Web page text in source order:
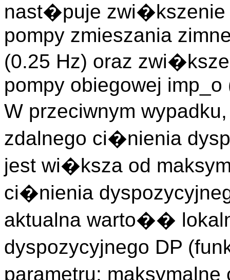
nast�puje zwi�kszenie
pompy zmieszania
(0.25 Hz) oraz
pompy obiegowej
W przeciwnym
zdalnego ci�nienia
jest wi�ksza od
ci�nienia
aktualna warto��
dyspozycyjnego DP
parametru: